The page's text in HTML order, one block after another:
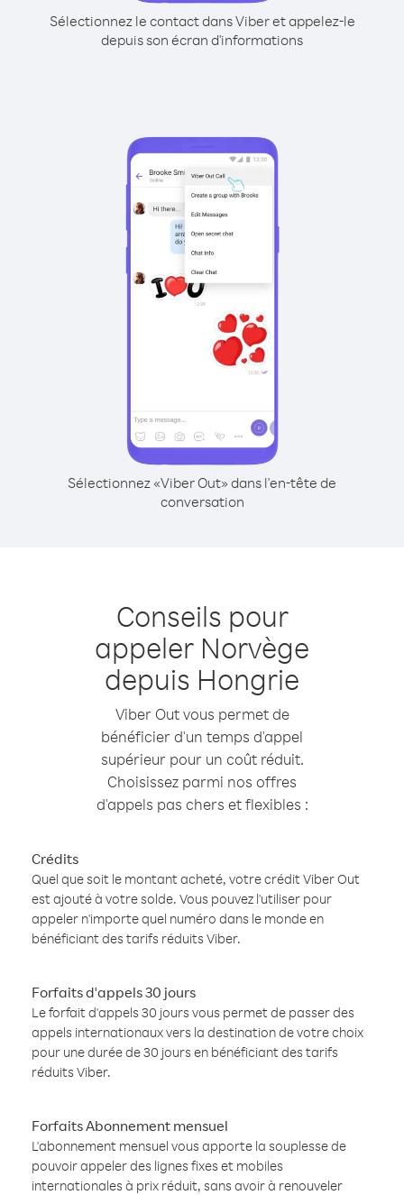
Sélectionnez le contact dans Viber et appelez-le
depuis son écran d'informations
Sélectionnez «Viber Out» dans l'en-tête de
conversation
Conseils pour
appeler Norvège
depuis Hongrie
Viber Out vous permet de
bénéficier d'un temps d'appel
supérieur pour un coût réduit.
Choisissez parmi nos offres
d'appels pas chers et flexibles :
Crédits
Quel que soit le montant acheté, votre crédit Viber Out
est ajouté à votre solde. Vous pouvez l'utiliser pour
appeler n'importe quel numéro dans le monde en
bénéficiant des tarifs réduits Viber.
Forfaits d'appels 30 jours
Le forfait d'appels 30 jours vous permet de passer des
appels internationaux vers la destination de votre choix
pour une durée de 30 jours en bénéficiant des tarifs
réduits Viber.
Forfaits Abonnement mensuel
L'abonnement mensuel vous apporte la souplesse de
pouvoir appeler des lignes fixes et mobiles
internationales à prix réduit, sans avoir à renouveler